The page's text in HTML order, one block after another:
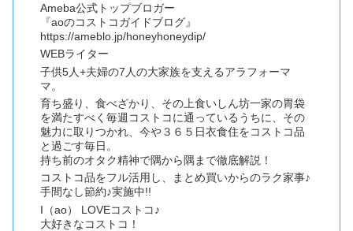
Ameba公式トップブロガー
『aoのコストコガイドブログ』
https://ameblo.jp/honeyhoneydip/
WEBライター
子供5人+夫婦の7人の大家族を支えるアラフォーマ
マ。
育ち盛り、食べざかり、その上食いしん坊一家の胃袋
を満たすべく毎週コストコに通っているうちに、その
魅力に取りつかれ、今や３６５日衣食住をコストコ品
と過ごす毎日。
持ち前のオタク精神で隅から隅まで徹底解説！
コストコ品をフル活用し、まとめ買いからのラク家事♪
手間なし節約♪実施中!!
I（ao） LOVEコストコ♪
大好きなコストコ！